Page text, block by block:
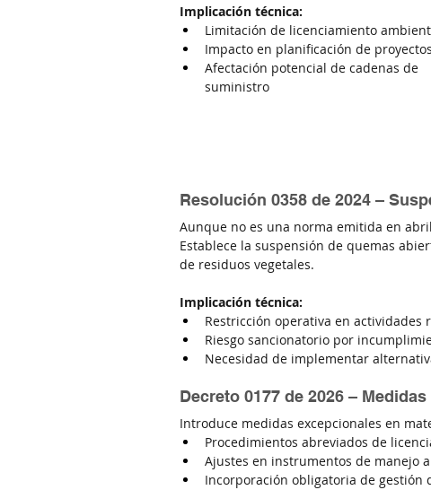
Implicación técnica:
Limitación de licenciamiento
Impacto en planificación de proyectos
Afectación potencial de cadenas de
suministro
Resolución 0358 de 2024 –
Aunque no es una norma emitida en
Establece la suspensión de quemas
de residuos vegetales.
Implicación técnica:
Restricción operativa en actividades
Riesgo sancionatorio por
Necesidad de implementar
Decreto 0177 de 2026 –
Introduce medidas excepcionales en
Procedimientos abreviados de
Ajustes en instrumentos de manejo
Incorporación obligatoria de gestión